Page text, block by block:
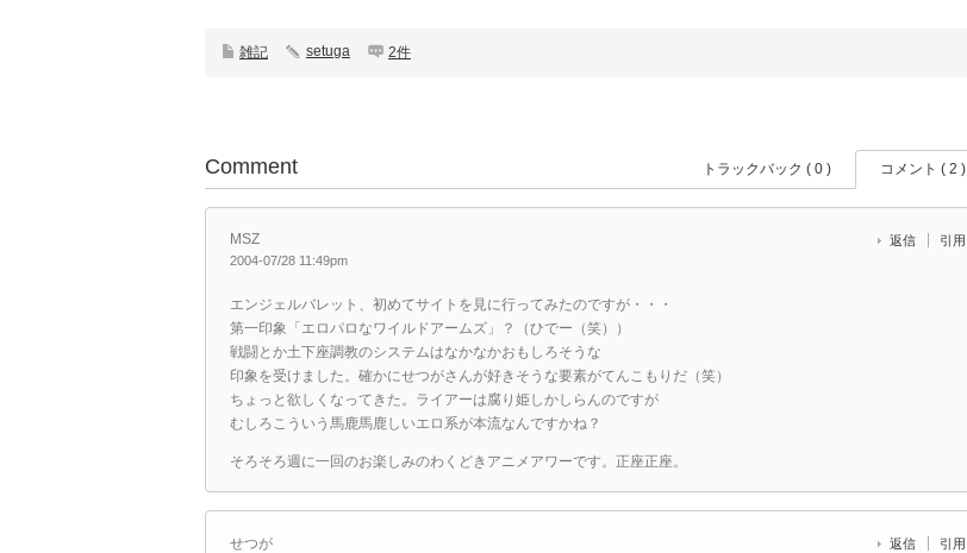
雑記 setuga 2件
Comment トラックバック ( 0 ) コメント ( 2 )
MSZ
2004-07/28 11:49pm
返信 引用
エンジェルバレット、初めてサイトを見に行ってみたのですが・・・
第一印象「エロパロなワイルドアームズ」？（ひでー（笑））
戦闘とか土下座調教のシステムはなかなかおもしろそうな
印象を受けました。確かにせつがさんが好きそうな要素がてんこもりだ（笑）
ちょっと欲しくなってきた。ライアーは腐り姫しかしらんのですが
むしろこういう馬鹿馬鹿しいエロ系が本流なんですかね？
そろそろ週に一回のお楽しみのわくどきアニメアワーです。正座正座。
せつが 返信 引用